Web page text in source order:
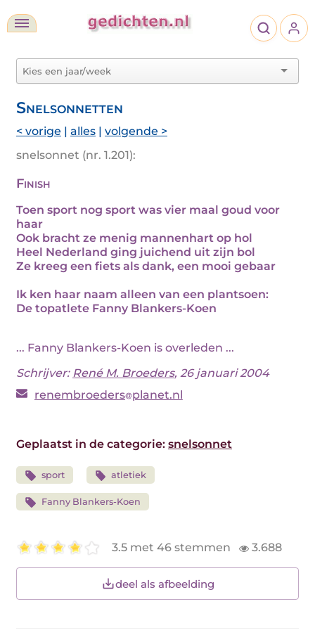
Snelsonnetten
< vorige | alles | volgende >
snelsonnet (nr. 1.201):
Finish
Toen sport nog sport was vier maal goud voor
haar
Ook bracht ze menig mannenhart op hol
Heel Nederland ging juichend uit zijn bol
Ze kreeg een fiets als dank, een mooi gebaar
Ik ken haar naam alleen van een plantsoen:
De topatlete Fanny Blankers-Koen
... Fanny Blankers-Koen is overleden ...
Schrijver: René M. Broeders, 26 januari 2004
renembroeders planet.nl
Geplaatst in de categorie: snelsonnet
sport atletiek
Fanny Blankers-Koen
3.5 met 46 stemmen 3.688
deel als afbeelding